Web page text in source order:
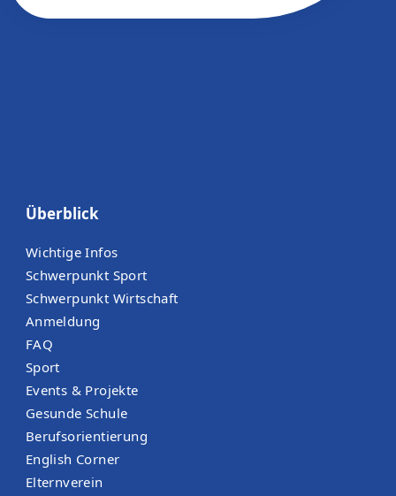
Überblick
Wichtige Infos
Schwerpunkt Sport
Schwerpunkt Wirtschaft
Anmeldung
FAQ
Sport
Events & Projekte
Gesunde Schule
Berufsorientierung
English Corner
Elternverein